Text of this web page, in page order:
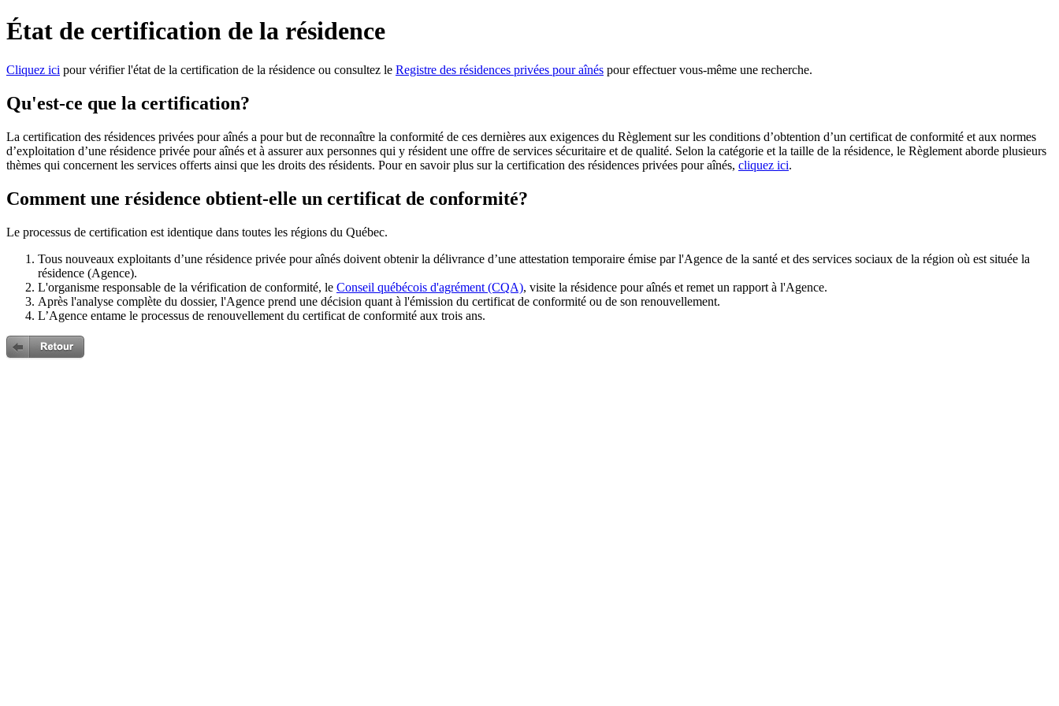
État de certification de la résidence
Cliquez ici pour vérifier l'état de la certification de la résidence ou consultez le Registre des résidences privées pour aînés pour effectuer vous-même une recherche.
Qu'est-ce que la certification?
La certification des résidences privées pour aînés a pour but de reconnaître la conformité de ces dernières aux exigences du Règlement sur les conditions d’obtention d’un certificat de conformité et aux normes
d’exploitation d’une résidence privée pour aînés et à assurer aux personnes qui y résident une offre de services sécuritaire et de qualité. Selon la catégorie et la taille de la résidence, le Règlement aborde plusieurs
thèmes qui concernent les services offerts ainsi que les droits des résidents. Pour en savoir plus sur la certification des résidences privées pour aînés, cliquez ici.
Comment une résidence obtient-elle un certificat de conformité?
Le processus de certification est identique dans toutes les régions du Québec.
Tous nouveaux exploitants d’une résidence privée pour aînés doivent obtenir la délivrance d’une attestation temporaire émise par l'Agence de la santé et des services sociaux de la région où est située la
résidence (Agence).
L'organisme responsable de la vérification de conformité, le Conseil québécois d'agrément (CQA), visite la résidence pour aînés et remet un rapport à l'Agence.
Après l'analyse complète du dossier, l'Agence prend une décision quant à l'émission du certificat de conformité ou de son renouvellement.
L’Agence entame le processus de renouvellement du certificat de conformité aux trois ans.